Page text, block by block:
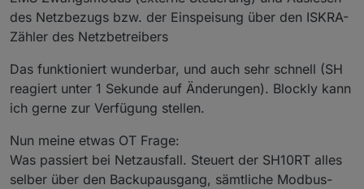
des Netzbezugs bzw. der Einspeisung über den ISKRA-
Zähler des Netzbetreibers
Das funktioniert wunderbar, und auch sehr schnell (SH
reagiert unter 1 Sekunde auf Änderungen). Blockly kann
ich gerne zur Verfügung stellen.
Nun meine etwas OT Frage:
Was passiert bei Netzausfall. Steuert der SH10RT alles
selber über den Backupausgang, sämtliche Modbus-